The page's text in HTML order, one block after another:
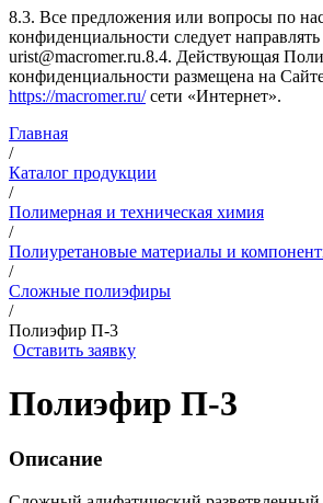
8.3. Все предложения или вопросы по
конфиденциальности следует направлять
urist@macromer.ru.8.4. Действующая
конфиденциальности размещена на
https://macromer.ru/сети «Интернет».
Главная
/
Каталог продукции
/
Полимерная и техническая химия
/
Полиуретановые материалы и
/
Сложные полиэфиры
/
Полиэфир П-3
Оставить заявку
Полиэфир П-3
Описание